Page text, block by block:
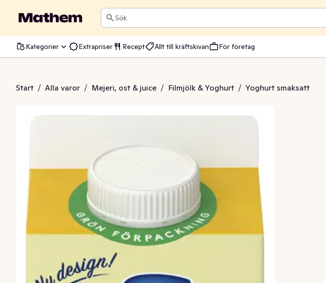
Sök
Kategorier Extrapriser Recept Allt till kräftskivan För företag
Start / Alla varor / Mejeri, ost & juice / Filmjölk & Yoghurt / Yoghurt smaksatt
& Vanilj 0,1%